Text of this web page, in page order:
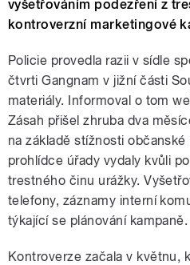
vyšetřováním podezření z
kontroverzní marketingové
Policie provedla razii v sídle
čtvrti Gangnam v jižní části
materiály. Informoval o tom
Zásah přišel zhruba dva
na základě stížnosti občanské
prohlídce úřady vydaly kvůli
trestného činu urážky.
telefony, záznamy interní
týkající se plánování kampaně.
Kontroverze začala v květnu,